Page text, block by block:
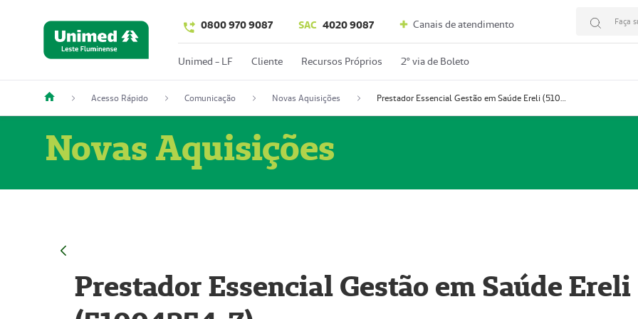
0800 970 9087 SAC 4020 9087 Canais de atendimento Faça
Unimed - LF Cliente Recursos Próprios 2º via de Boleto
Acesso Rápido Comunicação Novas Aquisições Prestador Essencial Gestão em Saúde Ereli (51004354-7)
Novas Aquisições
Prestador Essencial Gestão em Saúde Ereli